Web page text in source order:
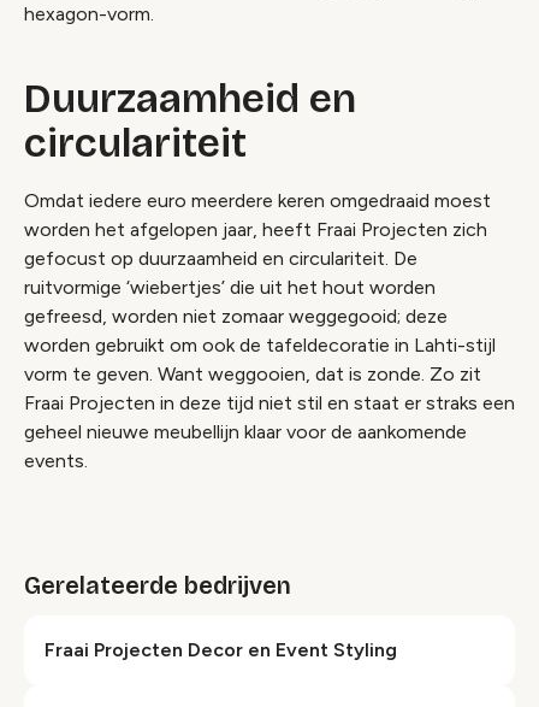
hexagon-vorm.
Duurzaamheid en
circulariteit
Omdat iedere euro meerdere keren omgedraaid moest
worden het afgelopen jaar, heeft Fraai Projecten zich
gefocust op duurzaamheid en circulariteit. De
ruitvormige ‘wiebertjes’ die uit het hout worden
gefreesd, worden niet zomaar weggegooid; deze
worden gebruikt om ook de tafeldecoratie in Lahti-stijl
vorm te geven. Want weggooien, dat is zonde. Zo zit
Fraai Projecten in deze tijd niet stil en staat er straks een
geheel nieuwe meubellijn klaar voor de aankomende
events.
Gerelateerde bedrijven
Fraai Projecten Decor en Event Styling